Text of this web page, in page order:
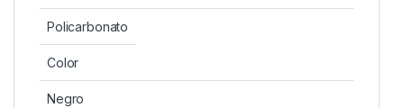
Policarbonato
Color
Negro